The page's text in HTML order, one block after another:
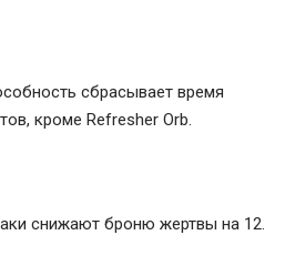
сбрасывает время
кроме Refresher Orb.
снижают броню жертвы на 12.